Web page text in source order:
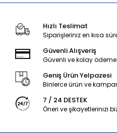
Hızlı Teslimat
Siparişleriniz en kısa
Güvenli Alışveriş
Güvenli ve kolay
Geniş Ürün Yelpazesi
Binlerce ürün ve
7 / 24 DESTEK
Öneri ve şikayetlerinizi